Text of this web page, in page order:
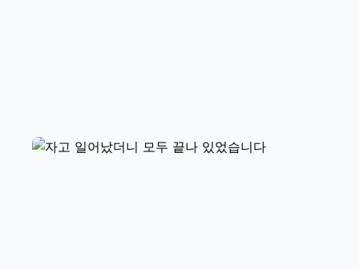
얇은 면티를 사러 가야겠다는 후기